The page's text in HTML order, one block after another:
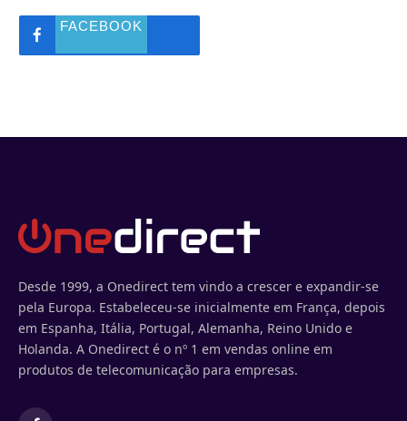
FACEBOOK
Desde 1999, a Onedirect tem vindo a crescer e expandir-se
pela Europa. Estabeleceu-se inicialmente em França, depois
em Espanha, Itália, Portugal, Alemanha, Reino Unido e
Holanda. A Onedirect é o nº 1 em vendas online em
produtos de telecomunicação para empresas.